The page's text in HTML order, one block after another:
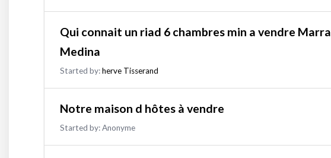
Qui connait un riad 6 chambres min a vendre
Medina
Started by:herve Tisserand
Notre maison d hôtes à vendre
Started by:Anonyme